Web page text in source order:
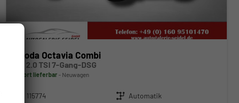
Skoda Octavia Combi
RS 2.0 TSI 7-Gang-DSG
sofort lieferbar Neuwagen
115774 Getriebe Automatik